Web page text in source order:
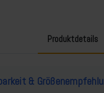
Produktdetails
&